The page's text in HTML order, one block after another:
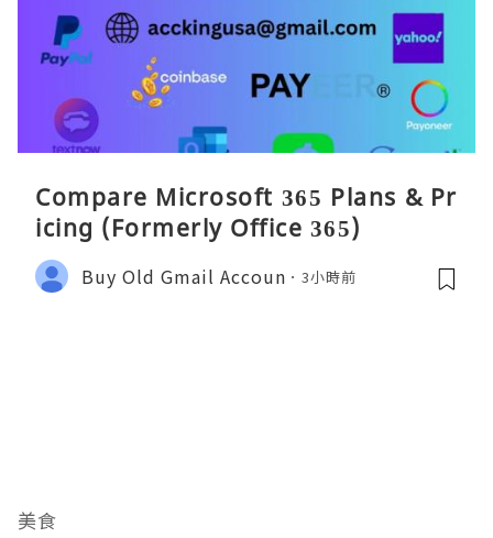
Compare Microsoft 365 Plans & Pr
icing (Formerly Office 365)
Buy Old Gmail Accoun 3小時前
美食